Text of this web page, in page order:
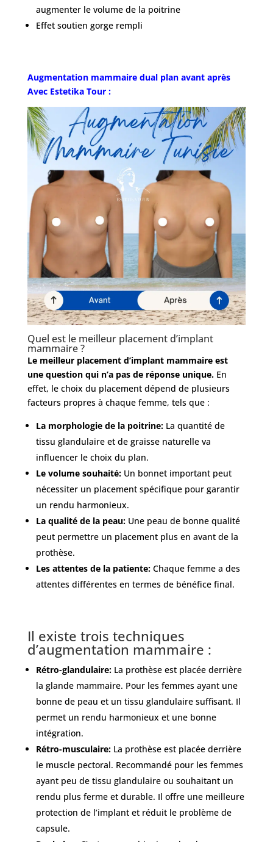
augmenter le volume de la poitrine
Effet soutien gorge rempli
Augmentation mammaire dual plan avant après
Avec Estetika Tour :
Quel est le meilleur placement d’implant
mammaire ?
Le meilleur placement d’implant mammaire est
une question qui n’a pas de réponse unique.En
effet, le choix du placement dépend de plusieurs
facteurs propres à chaque femme, tels que :
La morphologie de la poitrine:La quantité de
tissu glandulaire et de graisse naturelle va
influencer le choix du plan.
Le volume souhaité:Un bonnet important peut
nécessiter un placement spécifique pour garantir
un rendu harmonieux.
La qualité de la peau:Une peau de bonne qualité
peut permettre un placement plus en avant de la
prothèse.
Les attentes de la patiente:Chaque femme a des
attentes différentes en termes de bénéfice final.
Il existe trois techniques
d’augmentation mammaire :
Rétro-glandulaire:La prothèse est placée derrière
la glande mammaire. Pour les femmes ayant une
bonne de peau et un tissu glandulaire suffisant. Il
permet un rendu harmonieux et une bonne
intégration.
Rétro-musculaire:La prothèse est placée derrière
le muscle pectoral. Recommandé pour les femmes
ayant peu de tissu glandulaire ou souhaitant un
rendu plus ferme et durable. Il offre une meilleure
protection de l’implant et réduit le problème de
capsule.